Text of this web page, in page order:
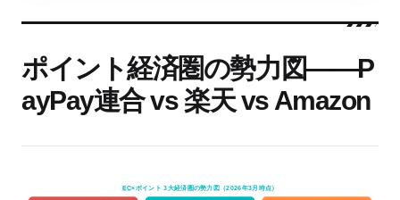
ポイント経済圏の勢力図——P
ayPay連合 vs 楽天 vs Amazon
EC×ポイント 3大経済圏の勢力図（2026年3月時点）